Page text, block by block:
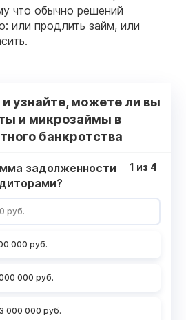
что обычно решений
или продлить займ, или
узнайте, можете ли вы
и микрозаймы в
банкротства
задолженности
руб.
000 руб.
000 руб.
000 000 руб.
1 из 4